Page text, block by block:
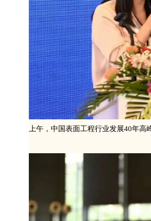
上午，中国表面工程行业发展40年